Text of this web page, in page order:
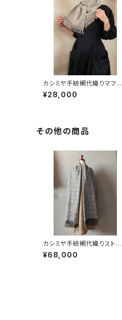
カシミヤ手紡網代織りマフラ
ー・ベージュ
¥28,000
その他の商品
カシミヤ手紡網代織りストー
ル・黒
¥68,000